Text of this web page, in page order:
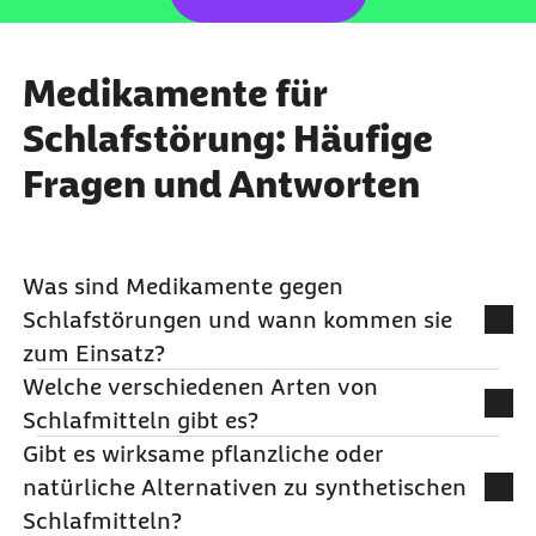
Medikamente für
Schlafstörung: Häufige
Fragen und Antworten
Was sind Medikamente gegen
Schlafstörungen und wann kommen sie
zum Einsatz?
Medikamente gegen Schlafstörungen sind
Präparate, die Menschen helfen sollen, besser ein-
oder durchzuschlafen. Sie werden beispielsweise
dann verwendet, wenn Schlafprobleme durch
Angst, innere Unruhe oder Panikattacken
Welche verschiedenen Arten von
Schlafmitteln gibt es?
Ohne Rezept erhältlich sind Antihistaminika, die
eigentlich Allergiemittel sind und müde machen,
sowie pflanzliche Mittel wie Baldrian oder
Gibt es wirksame pflanzliche oder
natürliche Alternativen zu synthetischen
Schlafmitteln?